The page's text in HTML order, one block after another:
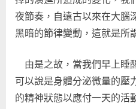
夜節奏，自遠古以來在大腦
黑暗的節律變動，這就是所
由是之故，當我們早上睡
可以說是身體分泌微量的壓
的精神狀態以應付一天的活